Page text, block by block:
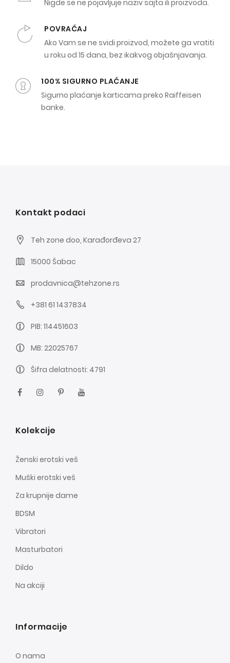
Nigde se ne pojavljuje naziv sajta ili proizvoda.
POVRAĆAJ
Ako Vam se ne svidi proizvod, možete ga vratiti
u roku od 15 dana, bez ikakvog objašnjavanja.
100% SIGURNO PLAĆANJE
Sigurno plaćanje karticama preko Raiffeisen
banke.
Kontakt podaci
Teh zone doo, Karađorđeva 27
15000 Šabac
prodavnica@tehzone.rs
+381 61 1437834
PIB: 114451603
MB: 22025767
Šifra delatnosti: 4791
Kolekcije
Ženski erotski veš
Muški erotski veš
Za krupnije dame
BDSM
Vibratori
Masturbatori
Dildo
Na akciji
Informacije
O nama